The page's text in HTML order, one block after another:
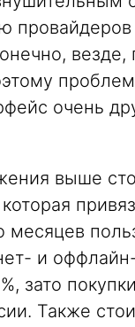
везде,
очень
выше
и
зато
Также